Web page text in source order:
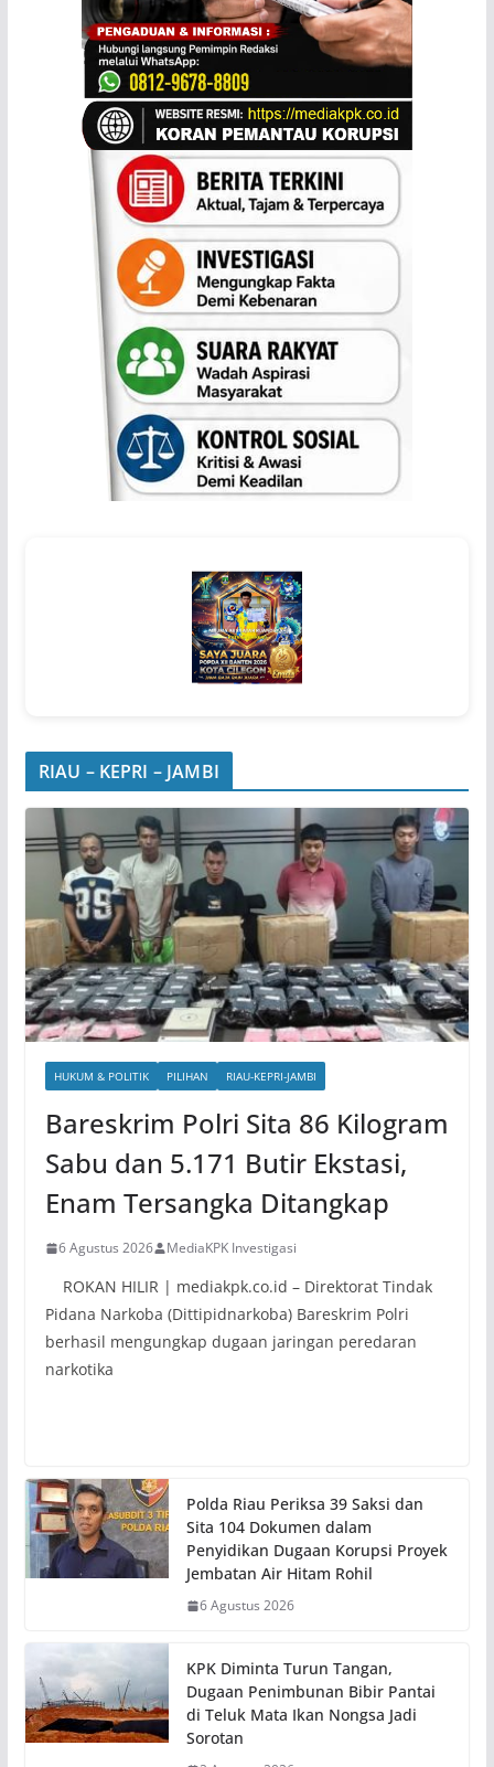
RIAU – KEPRI – JAMBI
HUKUM & POLITIK PILIHAN RIAU-KEPRI-JAMBI
Bareskrim Polri Sita 86 Kilogram
Sabu dan 5.171 Butir Ekstasi,
Enam Tersangka Ditangkap
6 Agustus 2026 MediaKPK Investigasi
ROKAN HILIR | mediakpk.co.id – Direktorat Tindak
Pidana Narkoba (Dittipidnarkoba) Bareskrim Polri
berhasil mengungkap dugaan jaringan peredaran
narkotika
Polda Riau Periksa 39 Saksi dan
Sita 104 Dokumen dalam
Penyidikan Dugaan Korupsi Proyek
Jembatan Air Hitam Rohil
6 Agustus 2026
KPK Diminta Turun Tangan,
Dugaan Penimbunan Bibir Pantai
di Teluk Mata Ikan Nongsa Jadi
Sorotan